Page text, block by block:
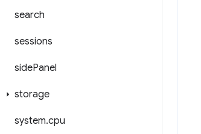
search
sessions
sidePanel
storage
system.cpu